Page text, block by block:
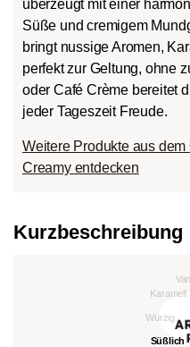
überzeugt mit einer
Süße und cremigem
bringt nussige Aromen,
perfekt zur Geltung, ohne
oder Café Crème bereitet
jeder Tageszeit Freude.
Weitere Produkte aus
Creamy entdecken
Kurzbeschreibung